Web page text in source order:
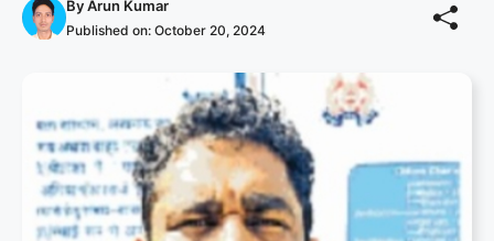
ByArun Kumar
Published on: October 20, 2024